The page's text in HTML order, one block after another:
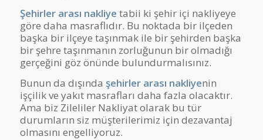
Şehirler arası nakliye tabii ki şehir içi nakliyeye
göre daha masraflıdır. Bu noktada bir ilçeden
başka bir ilçeye taşınmak ile bir şehirden başka
bir şehre taşınmanın zorluğunun bir olmadığı
gerçeğini göz önünde bulundurmalısınız.
Bunun da dışında şehirler arası nakliyenin
işçilik ve yakıt masrafları daha fazla olacaktır.
Ama biz Zileliler Nakliyat olarak bu tür
durumların siz müşterilerimiz için dezavantaj
olmasını engelliyoruz.